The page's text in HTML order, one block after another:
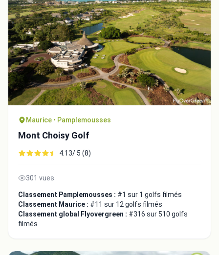
Maurice • Pamplemousses
Mont Choisy Golf
4.13/ 5 (8)
301 vues
Classement Pamplemousses : #1 sur 1 golfs filmés
Classement Maurice : #11 sur 12 golfs filmés
Classement global Flyovergreen : #316 sur 510 golfs
filmés
Fermer